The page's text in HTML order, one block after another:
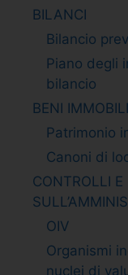
BILANCI
Bilancio
Piano degli
bilancio
BENI
Patrimonio
Canoni di
CONTROLLI E
OIV
Organismi
nuclei di